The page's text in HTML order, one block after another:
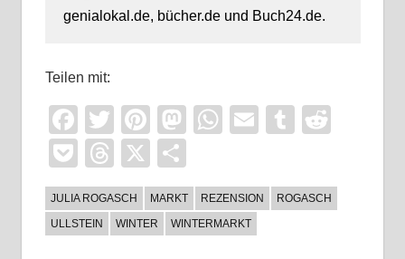
genialokal.de, bücher.de und Buch24.de.
Teilen mit:
Facebook
TwitterPinterest
Mastodon
WhatsApp
EmailTumblr
PocketThreads
X
JULIA ROGASCH MARKT REZENSION
ROGASCH
ULLSTEIN
WINTER WINTERMARKT